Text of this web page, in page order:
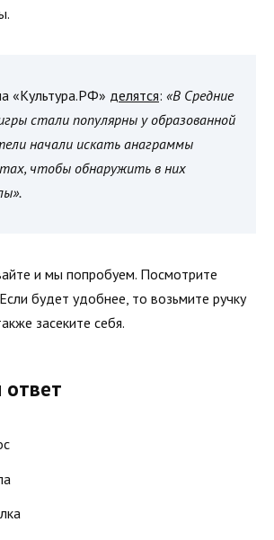
«Культура.РФ» делятся: «В Средние
стали популярны у образованной
начали искать анаграммы
чтобы обнаружить в них
и мы попробуем. Посмотрите
будет удобнее, то возьмите ручку
засеките себя.
ответ